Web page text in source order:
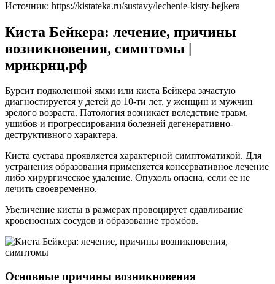
Источник: https://kistateka.ru/sustavy/lechenie-kisty-bejkera
Киста Бейкера: лечение, причины
возникновения, симптомы |
мрикрнц.рф
Бурсит подколенной ямки или киста Бейкера зачастую
диагностируется у детей до 10-ти лет, у женщин и мужчин
зрелого возраста. Патология возникает вследствие травм,
ушибов и прогрессирования болезней дегенеративно-
деструктивного характера.
Киста сустава проявляется характерной симптоматикой. Для
устранения образования применяется консервативное лечение
либо хирургическое удаление. Опухоль опасна, если ее не
лечить своевременно.
Увеличение кисты в размерах провоцирует сдавливание
кровеносных сосудов и образование тромбов.
Основные причины возникновения